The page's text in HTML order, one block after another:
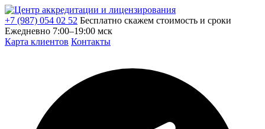
+7 (987) 054 02 52 Бесплатно скажем стоимость и сроки
Ежедневно 7:00–19:00 мск
Карта клиентов Контакты